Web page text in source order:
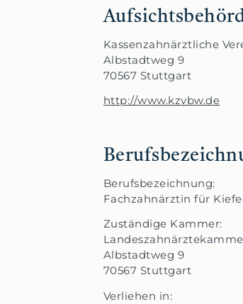
Kassenzahnärztliche
Albstadtweg 9
70567 Stuttgart
http://www.kzvbw.de
Berufsbezeichnung:
Fachzahnärztin für
Zuständige Kammer:
Albstadtweg 9
70567 Stuttgart
Verliehen in: